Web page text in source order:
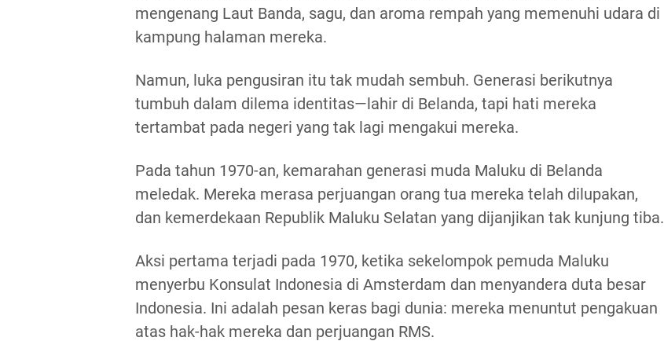
mengenang Laut Banda, sagu, dan aroma rempah yang memenuhi udara di
kampung halaman mereka.
Namun, luka pengusiran itu tak mudah sembuh. Generasi berikutnya
tumbuh dalam dilema identitas—lahir di Belanda, tapi hati mereka
tertambat pada negeri yang tak lagi mengakui mereka.
Pada tahun 1970-an, kemarahan generasi muda Maluku di Belanda
meledak. Mereka merasa perjuangan orang tua mereka telah dilupakan,
dan kemerdekaan Republik Maluku Selatan yang dijanjikan tak kunjung tiba.
Aksi pertama terjadi pada 1970, ketika sekelompok pemuda Maluku
menyerbu Konsulat Indonesia di Amsterdam dan menyandera duta besar
Indonesia. Ini adalah pesan keras bagi dunia: mereka menuntut pengakuan
atas hak-hak mereka dan perjuangan RMS.